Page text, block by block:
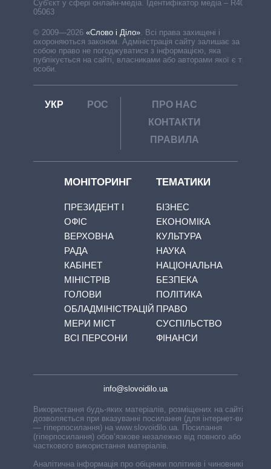
Cуб'єкт у сфері онлайн-медіа. Ідентифікатор медіа – R40-
05063
© 2009—2026 «Слово і Діло»
Всі права захищені і
охороняються законом. Адміністрація сайту залишає за
собою право не погоджуватися з інформацією, яка
публікується на сайті, власниками або авторами якої є треті
особи.
УКР РОС
ПРО НАС
КОНТАКТИ
ПРАВИЛА
МОНІТОРИНГ
ПРЕЗИДЕНТ І
ОФІС
ВЕРХОВНА
РАДА
КАБІНЕТ
МІНІСТРІВ
ГОЛОВИ
ОБЛАДМІНІСТРАЦІЙ
МЕРИ МІСТ
ВСІ ПЕРСОНИ
ТЕМАТИКИ
БІЗНЕС
ЕКОНОМІКА
КУЛЬТУРА
НАУКА
НАЦІОНАЛЬНА
БЕЗПЕКА
ПОЛІТИКА
ПРАВО
СУСПІЛЬСТВО
ФІНАНСИ
info@slovoidilo.ua
Використання будь-яких матеріалів, розміщених на сайті,
дозволяється при вказуванні посилання (для інтернет-видань
— гіперпосилання) на www.slovoidilo.ua. Посилання
(гіперпосилання) обов’язкове незалежно від повного або
часткового використання матеріалів.
Аналітична інформація про обіцянки політиків і чиновників,